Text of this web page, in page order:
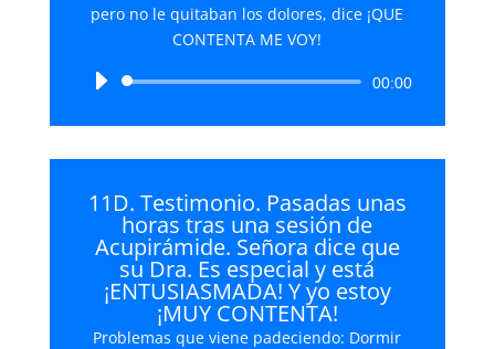
pero no le quitaban los dolores, dice ¡QUE
CONTENTA ME VOY!
Reproductor
audio
00:00
11D. Testimonio. Pasadas unas
horas tras una sesión de
Acupirámide. Señora dice que
su Dra. Es especial y está
¡ENTUSIASMADA! Y yo estoy
¡MUY CONTENTA!
Problemas que viene padeciendo: Dormir